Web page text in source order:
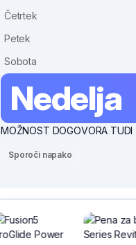
Četrtek
Petek
Sobota
Nedelja
MOŽNOST DOGOVORA TUDI
Sporoči napako
Sivix